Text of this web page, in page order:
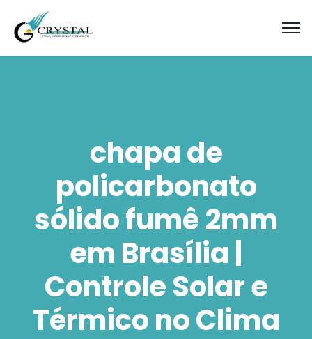
chapa de
policarbonato
sólido fumê 2mm
em Brasília |
Controle Solar e
Térmico no Clima